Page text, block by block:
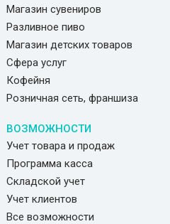
Магазин сувениров
Разливное пиво
Магазин детских товаров
Сфера услуг
Кофейня
Розничная сеть, франшиза
ВОЗМОЖНОСТИ
Учет товара и продаж
Программа касса
Складской учет
Учет клиентов
Все возможности